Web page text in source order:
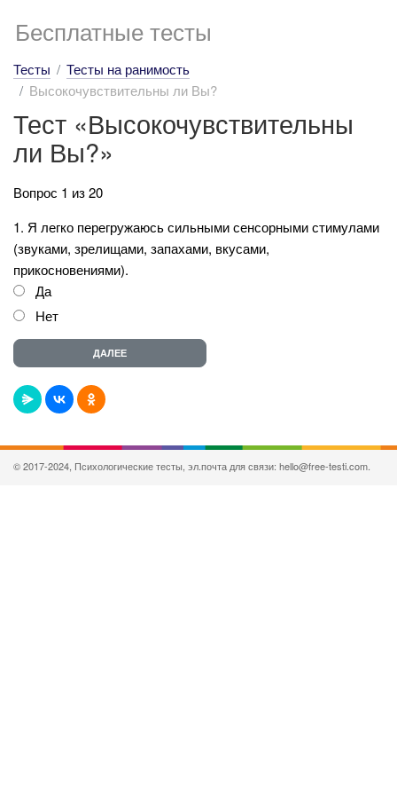
Бесплатные тесты
Тесты
Тесты на ранимость
Высокочувствительны ли Вы?
Тест «Высокочувствительны
ли Вы?»
Вопрос 1 из 20
1. Я легко перегружаюсь сильными сенсорными стимулами
(звуками, зрелищами, запахами, вкусами,
прикосновениями).
Да
Нет
© 2017-2024, Психологические тесты, эл.почта для связи: hello@free-testi.com.